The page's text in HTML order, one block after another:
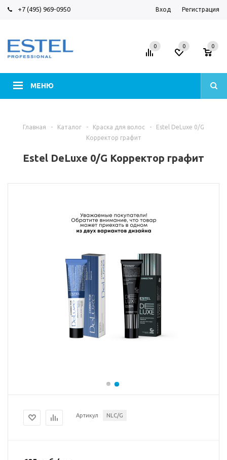
+7 (495) 969-0950 Вход Регистрация
МЕНЮ
0 0 0
Главная - Каталог - Краска для волос -
Estel DeLuxe 0/G
Корректор графит
Estel DeLuxe 0/G Корректор графит
Артикул NLC/G